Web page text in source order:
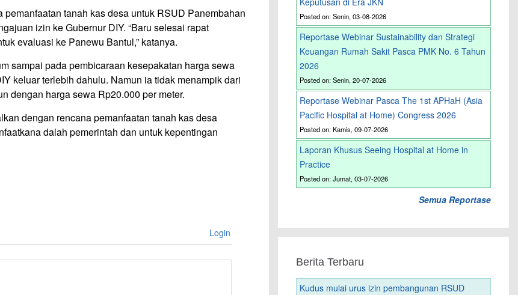
tanah kas desa untuk RSUD Panembahan
izin ke Gubernur DIY. “Baru selesai rapat
evaluasi ke Panewu Bantul,” katanya.
sampai pada pembicaraan kesepakatan harga sewa
keluar terlebih dahulu. Namun ia tidak menampik dari
dengan harga sewa Rp20.000 per meter.
dengan rencana pemanfaatan tanah kas desa
dalah pemerintah dan untuk kepentingan
Login
Posted on: Senin, 03-08-2026
Reportase Webinar Sustainability dan Strategi
Keuangan Rumah Sakit Pasca PMK No. 6 Tahun
2026
Posted on: Senin, 20-07-2026
Reportase Webinar Pasca The 1st APHaH (Asia
Pacific Hospital at Home) Congress 2026
Posted on: Kamis, 09-07-2026
Laporan Khusus Seeing Hospital at Home in
Practice
Posted on: Jumat, 03-07-2026
Semua Reportase
Berita Terbaru
Kudus mulai urus izin pembangunan RSUD